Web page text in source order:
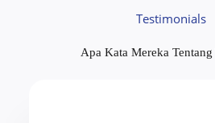
Testimonials
Apa Kata Mereka Tentang